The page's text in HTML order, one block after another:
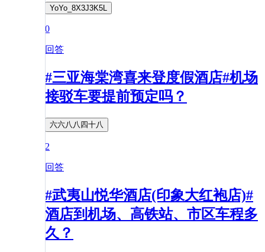
YoYo_8X3J3K5L
0
回答
#三亚海棠湾喜来登度假酒店#机场
接驳车要提前预定吗？
六六八八四十八
2
回答
#武夷山悦华酒店(印象大红袍店)#
酒店到机场、高铁站、市区车程多
久？